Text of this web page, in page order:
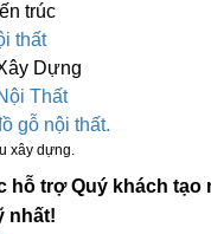
trúc
thất
Dựng
Thất
gỗ nội thất.
xây dựng.
hỗ trợ Quý khách tạo
nhất!